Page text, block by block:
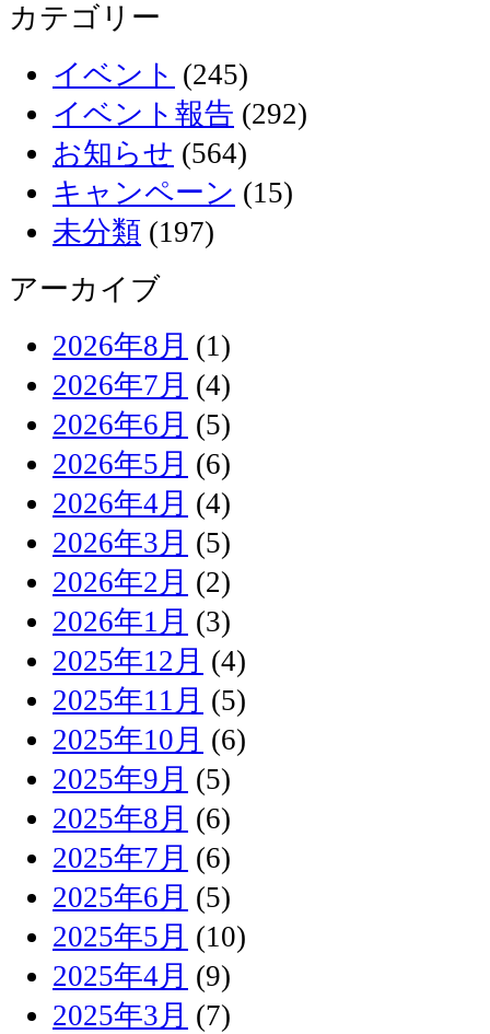
カテゴリー
イベント (245)
イベント報告 (292)
お知らせ (564)
キャンペーン (15)
未分類 (197)
アーカイブ
2026年8月 (1)
2026年7月 (4)
2026年6月 (5)
2026年5月 (6)
2026年4月 (4)
2026年3月 (5)
2026年2月 (2)
2026年1月 (3)
2025年12月 (4)
2025年11月 (5)
2025年10月 (6)
2025年9月 (5)
2025年8月 (6)
2025年7月 (6)
2025年6月 (5)
2025年5月 (10)
2025年4月 (9)
2025年3月 (7)